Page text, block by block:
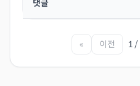
댓글
« 이전 1 /